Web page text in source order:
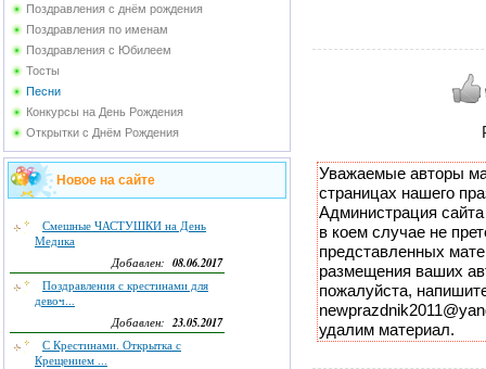
Поздравления с днём рождения
Поздравления по именам
Поздравления с Юбилеем
Тосты
Песни
Конкурсы на День Рождения
Открытки с Днём Рождения
Новое на сайте
Смешные ЧАСТУШКИ на День
Медика
Добавлен: 08.06.2017
Поздравления с крестинами для
девоч...
Добавлен:23.05.2017
С Крестинами. Открытка с
Крещением ...
Уважаемые авторы
страницах нашего
Администрация
в коем случае не
представленных
размещения ваших
пожалуйста,
удалим материал.